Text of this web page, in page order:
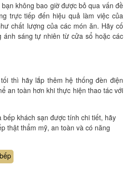
không bao giờ được bỏ qua vấn đề
trực tiếp đến hiệu quả làm việc của
chất lượng của các món ăn. Hãy cố
ánh sáng tự nhiên từ cửa sổ hoặc các
thì hãy lắp thêm hệ thống đèn điện
an toàn hơn khi thực hiện thao tác với
bếp khách sạn được tính chi tiết, hãy
thật thẩm mỹ, an toàn và có năng